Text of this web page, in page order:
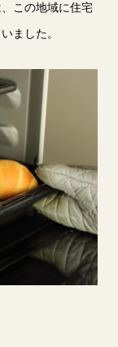
この地域に住宅
ました。